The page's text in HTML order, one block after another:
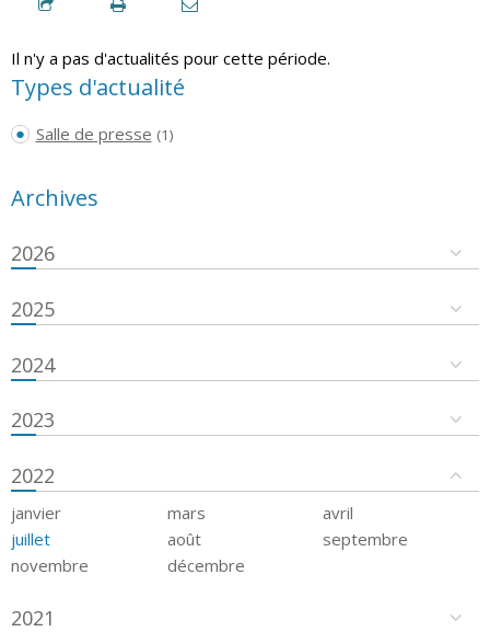
Il n'y a pas d'actualités pour cette période.
Types d'actualité
Salle de presse (1)
Archives
2026
2025
2024
2023
2022
janvier mars
avril
juillet
août
septembre
novembre
décembre
2021